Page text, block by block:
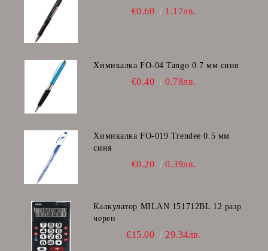
€0.60 1.17лв.
Химикалка FO-04 Tango 0.7 мм синя
€0.40 0.78лв.
Химикалка FO-019 Trendee 0.5 мм
синя
€0.20 0.39лв.
Калкулатор MILAN 151712BL 12 разр
черен
€15.00 29.34лв.